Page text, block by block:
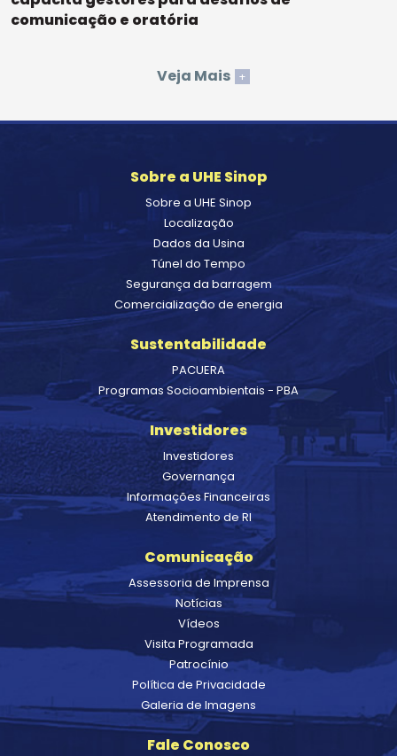
comunicação e oratória
Veja Mais +
Sobre a UHE Sinop
Sobre a UHE Sinop
Localização
Dados da Usina
Túnel do Tempo
Segurança da barragem
Comercialização de energia
Sustentabilidade
PACUERA
Programas Socioambientais - PBA
Investidores
Investidores
Governança
Informações Financeiras
Atendimento de RI
Comunicação
Assessoria de Imprensa
Notícias
Vídeos
Visita Programada
Patrocínio
Política de Privacidade
Galeria de Imagens
Fale Conosco